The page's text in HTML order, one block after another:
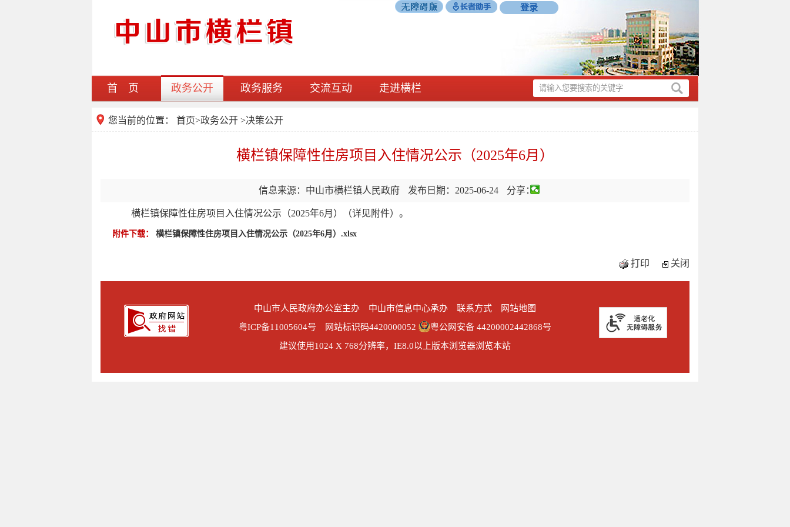
登录
首 页 政务公开 政务服务 交流互动 走进横栏
您当前的位置： 首页>政务公开 >决策公开
横栏镇保障性住房项目入住情况公示（2025年6月）
信息来源：中山市横栏镇人民政府 发布日期：2025-06-24 分享：
横栏镇保障性住房项目入住情况公示（2025年6月）（详见附件）。
附件下载： 横栏镇保障性住房项目入住情况公示（2025年6月）.xlsx
打印 关闭
中山市人民政府办公室主办 中山市信息中心承办 联系方式
网站地图
粤ICP备11005604号 网站标识码4420000052
粤公网安备 44200002442868号
建议使用1024 X 768分辨率，IE8.0以上版本浏览器浏览本站